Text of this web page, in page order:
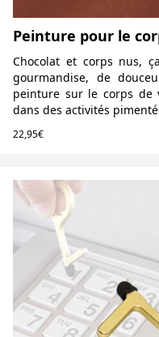
Peinture pour le
Chocolat et corps nus,
gourmandise, de
peinture sur le corps de
dans des activités
22,95€